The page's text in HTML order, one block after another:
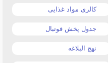
کالری مواد غذایی
جدول پخش فوتبال
نهج البلاغه